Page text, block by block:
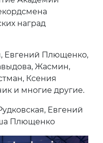
наград
Евгений Плющенко,
Жасмин,
Ксения
и многие другие.
Евгений
Плющенко